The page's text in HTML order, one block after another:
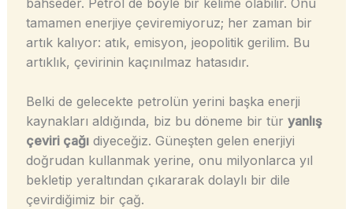
tamamen enerjiye çeviremiyoruz; her zaman bir
artık kalıyor: atık, emisyon, jeopolitik gerilim. Bu
artıklık, çevirinin kaçınılmaz hatasıdır.
Belki de gelecekte petrolün yerini başka enerji
kaynakları aldığında, biz bu döneme bir tür yanlış
çeviri çağıdiyeceğiz. Güneşten gelen enerjiyi
doğrudan kullanmak yerine, onu milyonlarca yıl
bekletip yeraltından çıkararak dolaylı bir dile
çevirdiğimiz bir çağ.